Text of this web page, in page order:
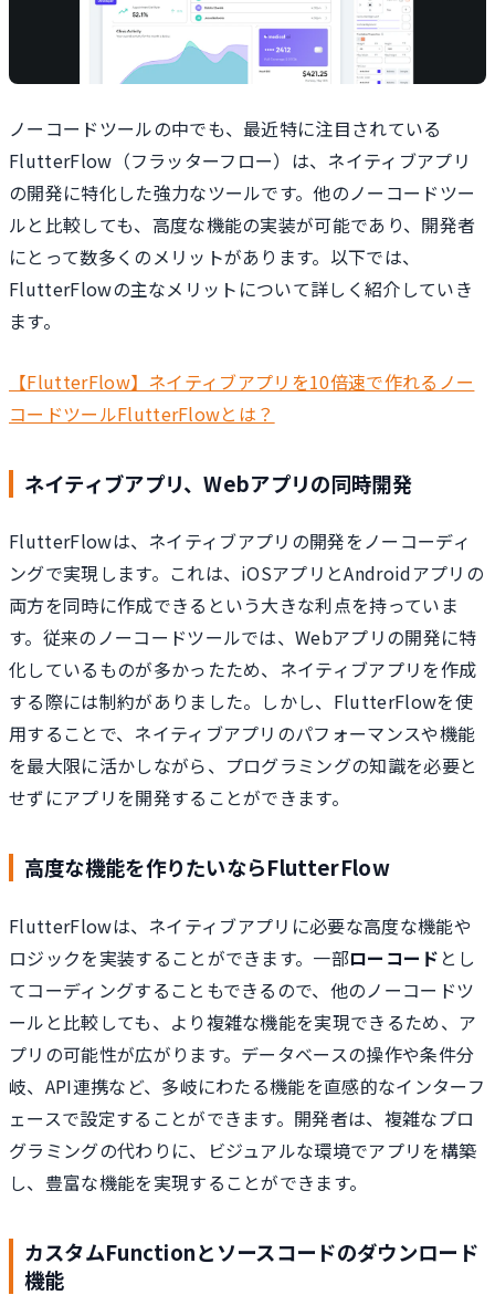
ノーコードツールの中でも、最近特に注目されている
FlutterFlow（フラッターフロー）は、ネイティブアプリ
の開発に特化した強力なツールです。他のノーコードツー
ルと比較しても、高度な機能の実装が可能であり、開発者
にとって数多くのメリットがあります。以下では、
FlutterFlowの主なメリットについて詳しく紹介していき
ます。
【FlutterFlow】ネイティブアプリを10倍速で作れるノー
コードツールFlutterFlowとは？
ネイティブアプリ、Webアプリの同時開発
FlutterFlowは、ネイティブアプリの開発をノーコーディ
ングで実現します。これは、iOSアプリとAndroidアプリの
両方を同時に作成できるという大きな利点を持っていま
す。従来のノーコードツールでは、Webアプリの開発に特
化しているものが多かったため、ネイティブアプリを作成
する際には制約がありました。しかし、FlutterFlowを使
用することで、ネイティブアプリのパフォーマンスや機能
を最大限に活かしながら、プログラミングの知識を必要と
せずにアプリを開発することができます。
高度な機能を作りたいならFlutterFlow
FlutterFlowは、ネイティブアプリに必要な高度な機能や
ロジックを実装することができます。一部ローコード とし
てコーディングすることもできるので、他のノーコードツ
ールと比較しても、より複雑な機能を実現できるため、ア
プリの可能性が広がります。データベースの操作や条件分
岐、API連携など、多岐にわたる機能を直感的なインターフ
ェースで設定することができます。開発者は、複雑なプロ
グラミングの代わりに、ビジュアルな環境でアプリを構築
し、豊富な機能を実現することができます。
カスタムFunctionとソースコードのダウンロード
機能